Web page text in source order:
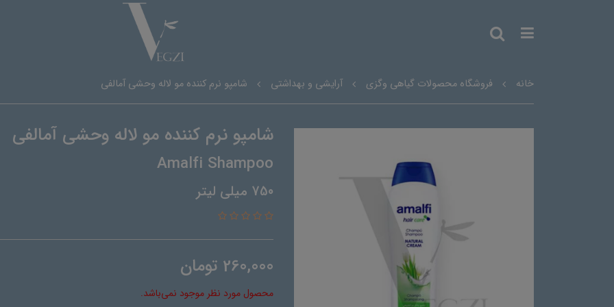
خانه فروشگاه محصولات گیاهی وگزی آرایشی و بهداشتی شامپو نرم کننده مو لاله وحشی آمالفی
شامپو نرم کننده مو لاله وحشی آمالفی
Amalfi Shampoo
750 میلی لیتر
260,000 تومان
محصول مورد نظر موجود نمی‌باشد.